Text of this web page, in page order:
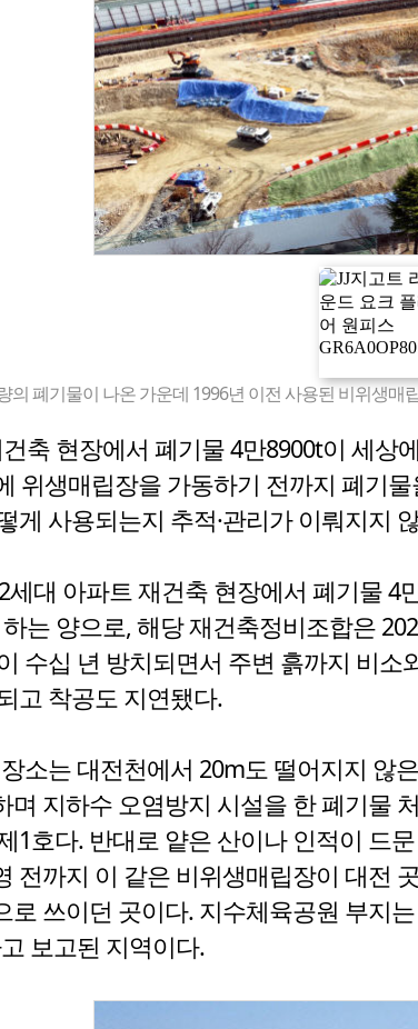
의 폐기물이 나온 가운데 1996년 이전 사용된 비위생
축 현장에서 폐기물 4만8900t이 세
위생매립장을 가동하기 전까지 폐기
게 사용되는지 추적·관리가 이뤄지지
세대 아파트 재건축 현장에서 폐기물
는 양으로, 해당 재건축정비조합은
수십 년 방치되면서 주변 흙까지 비
고 착공도 지연됐다.
소는 대전천에서 20m도 떨어지지 않
며 지하수 오염방지 시설을 한 폐기물
1호다. 반대로 얕은 산이나 인적이 드
전까지 이 같은 비위생매립장이 대전
로 쓰이던 곳이다. 지수체육공원 부지
보고된 지역이다.